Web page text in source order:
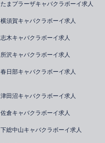
たまプラーザキャバクラボーイ求人
横須賀キャバクラボーイ求人
志木キャバクラボーイ求人
所沢キャバクラボーイ求人
春日部キャバクラボーイ求人
津田沼キャバクラボーイ求人
佐倉キャバクラボーイ求人
下総中山キャバクラボーイ求人